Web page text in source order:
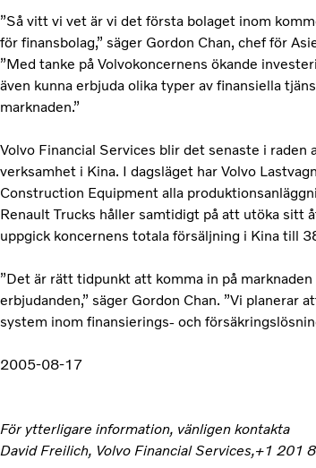
”Så vitt vi vet är vi det första bolaget inom
för finansbolag,” säger Gordon Chan, chef för
”Med tanke på Volvokoncernens ökande
även kunna erbjuda olika typer av finansiella
marknaden.”
Volvo Financial Services blir det senaste i
verksamhet i Kina. I dagsläget har Volvo
Construction Equipment alla
Renault Trucks håller samtidigt på att utöka sitt
uppgick koncernens totala försäljning i Kina till
”Det är rätt tidpunkt att komma in på
erbjudanden,” säger Gordon Chan. ”Vi planerar
system inom finansierings- och
2005-08-17
För ytterligare information, vänligen kontakta
David Freilich, Volvo Financial Services,+1 201